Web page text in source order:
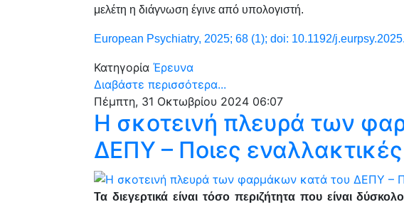
μελέτη η διάγνωση έγινε από υπολογιστή.
European Psychiatry, 2025; 68 (1); doi: 10.1192/
Κατηγορία Έρευνα
Διαβάστε περισσότερα...
Πέμπτη, 31 Οκτωβρίου 2024 06:07
Η σκοτεινή πλευρά των
ΔΕΠΥ – Ποιες
Τα διεγερτικά είναι τόσο περιζήτητα που είναι